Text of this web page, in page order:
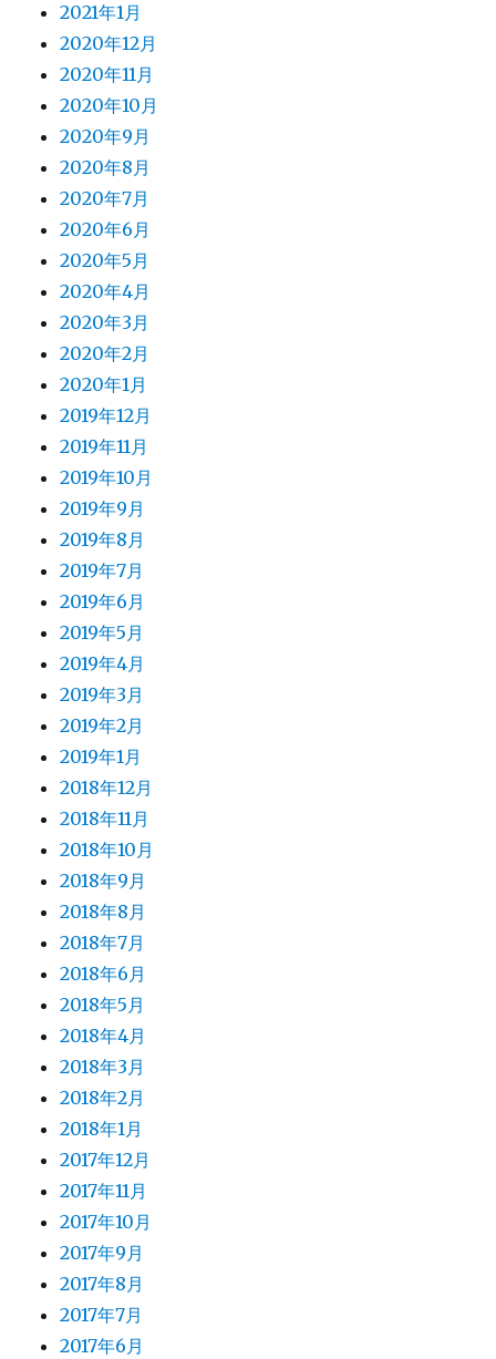
2021年1月
2020年12月
2020年11月
2020年10月
2020年9月
2020年8月
2020年7月
2020年6月
2020年5月
2020年4月
2020年3月
2020年2月
2020年1月
2019年12月
2019年11月
2019年10月
2019年9月
2019年8月
2019年7月
2019年6月
2019年5月
2019年4月
2019年3月
2019年2月
2019年1月
2018年12月
2018年11月
2018年10月
2018年9月
2018年8月
2018年7月
2018年6月
2018年5月
2018年4月
2018年3月
2018年2月
2018年1月
2017年12月
2017年11月
2017年10月
2017年9月
2017年8月
2017年7月
2017年6月